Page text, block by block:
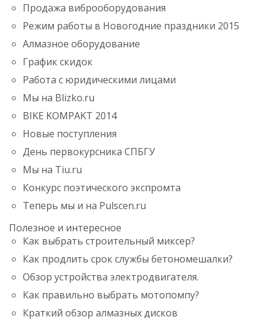
Продажа вибрoоборудования
Режим работы в Новогодние праздники 2015
Алмазное оборудование
График скидок
Работа c юридическими лицами
Мы на Blizko.ru
BIKE KOMPAKT 2014
Новые поступления
День первокурсника CПБГУ
Мы на Tiu.ru
Конкурс поэтического экспромта
Теперь мы и на Pulscen.ru
Полезное и интересное
Как выбрать строительный миксер?
Как продлить срок службы бетономешалки?
Обзор устройства электродвигателя.
Как правильно выбрать мотопомпу?
Краткий обзор алмазных дисков